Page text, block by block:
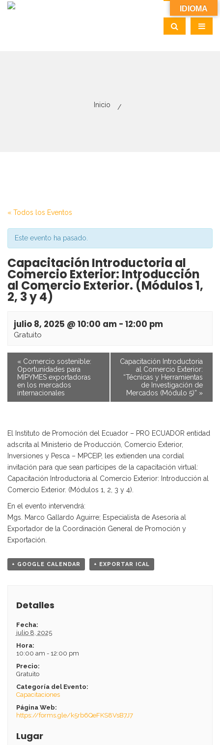
Inicio
« Todos los Eventos
Este evento ha pasado.
Capacitación Introductoria al
Comercio Exterior: Introducción
al Comercio Exterior. (Módulos 1,
2, 3 y 4)
julio 8, 2025 @ 10:00 am - 12:00 pm
Gratuito
« Comercio sostenible:
Oportunidades para
MIPYMES exportadoras
en los mercados
internacionales
Capacitación Introductoria
al Comercio Exterior:
“Técnicas y Herramientas
de Investigación de
Mercados (Módulo 5)” »
El Instituto de Promoción del Ecuador – PRO ECUADOR entidad
adscrita al Ministerio de Producción, Comercio Exterior,
Inversiones y Pesca – MPCEIP, les extienden una cordial
invitación para que sean partícipes de la capacitación virtual:
Capacitación Introductoria al Comercio Exterior: Introducción al
Comercio Exterior. (Módulos 1, 2, 3 y 4).
En el evento intervendrá:
Mgs. Marco Gallardo Aguirre; Especialista de Asesoría al
Exportador de la Coordinación General de Promoción y
Exportación.
+ GOOGLE CALENDAR + EXPORTAR ICAL
Detalles
Fecha:
julio 8, 2025
Hora:
10:00 am - 12:00 pm
Precio:
Gratuito
Categoría del Evento:
Capacitaciones
Página Web:
https://forms.gle/k5rb6QeFKS8VsB7J7
Lugar
IDIOMA